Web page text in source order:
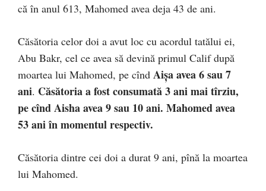
că în anul 613, Mahomed avea deja 43 de ani.
Căsătoria celor doi a avut loc cu acordul tatălui ei,
Abu Bakr, cel ce avea să devină primul Calif după
moartea lui Mahomed, pe cînd Aișa avea 6 sau 7
ani. Căsătoria a fost consumată 3 ani mai tîrziu,
pe cînd Aisha avea 9 sau 10 ani. Mahomed avea
53 ani în momentul respectiv.
Căsătoria dintre cei doi a durat 9 ani, pînă la moartea
lui Mahomed.